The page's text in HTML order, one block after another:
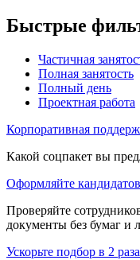
Быстрые
Частичная
Полная занятость
Полный день
Проектная работа
Корпоративная
Какой соцпакет вы
Оформляйте
Проверяйте
документы без бумаг и
Ускорьте подбор в 2